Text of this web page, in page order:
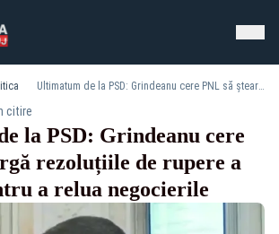
Ultimatum de la PSD: Grindeanu cere PNL să șteargă rezoluțiile de rupere a coaliției pentru a relua negocierile
citire
la PSD: Grindeanu cere
rezoluțiile de rupere a
a relua negocierile